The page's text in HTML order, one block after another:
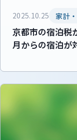
2025.10.25 家計
京都市の宿泊
月からの宿泊が